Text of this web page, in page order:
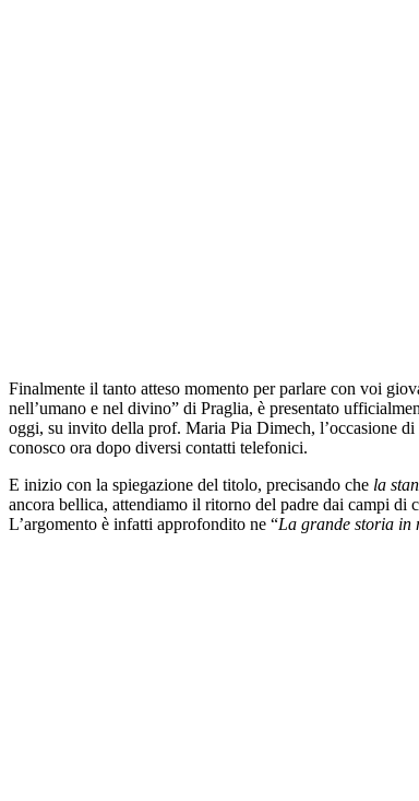
Finalmente il tanto atteso momento per parlare con voi
nell’umano e nel divino” di Praglia, è presentato
oggi, su invito della prof. Maria Pia Dimech, l’occasione
conosco ora dopo diversi contatti telefonici.
E inizio con la spiegazione del titolo, precisando che la
ancora bellica, attendiamo il ritorno del padre dai campi di
L’argomento è infatti approfondito ne “La grande storia in